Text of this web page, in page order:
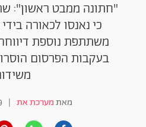
"חתונה ממבט ראשון":
כי נאנסו לכאורה בידי
משתתפת נוספת
בעקבות הפרסום
מאתמערכת את |